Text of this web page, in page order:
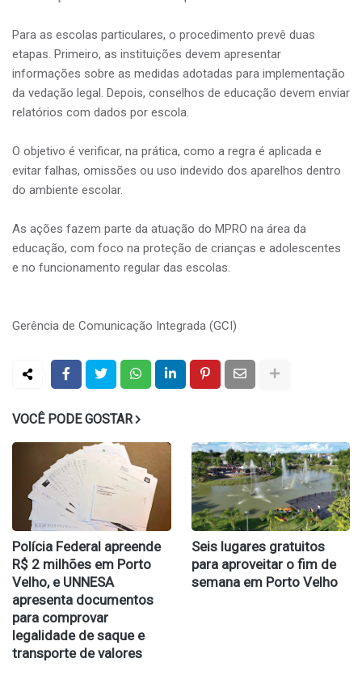
Para as escolas particulares, o procedimento prevê duas
etapas. Primeiro, as instituições devem apresentar
informações sobre as medidas adotadas para implementação
da vedação legal. Depois, conselhos de educação devem enviar
relatórios com dados por escola.
O objetivo é verificar, na prática, como a regra é aplicada e
evitar falhas, omissões ou uso indevido dos aparelhos dentro
do ambiente escolar.
As ações fazem parte da atuação do MPRO na área da
educação, com foco na proteção de crianças e adolescentes
e no funcionamento regular das escolas.
Gerência de Comunicação Integrada (GCI)
VOCÊ PODE GOSTAR
Polícia Federal apreende
R$ 2 milhões em Porto
Velho, e UNNESA
apresenta documentos
para comprovar
legalidade de saque e
transporte de valores
Seis lugares gratuitos
para aproveitar o fim de
semana em Porto Velho